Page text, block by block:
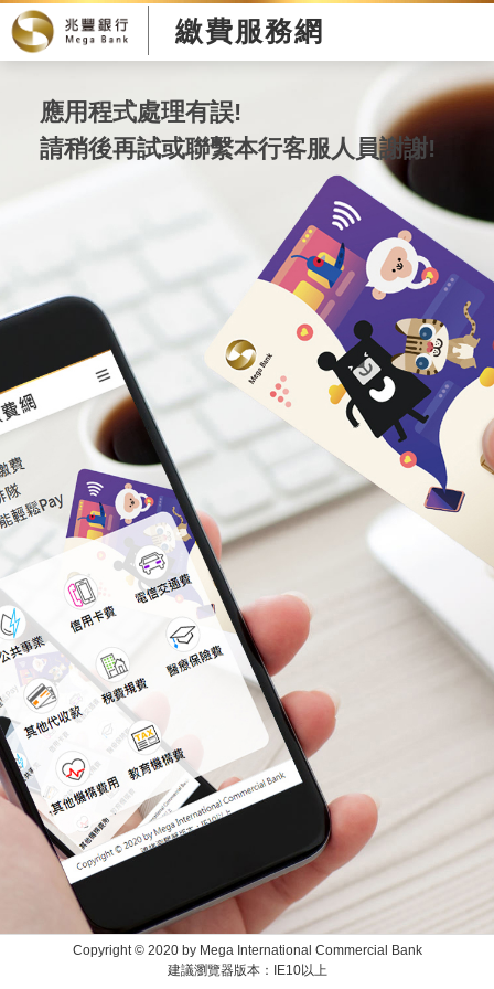
繳費服務網
應用程式處理有誤!
請稍後再試或聯繫本行客服人員謝謝!
Copyright © 2020 by Mega International Commercial Bank
建議瀏覽器版本：IE10以上